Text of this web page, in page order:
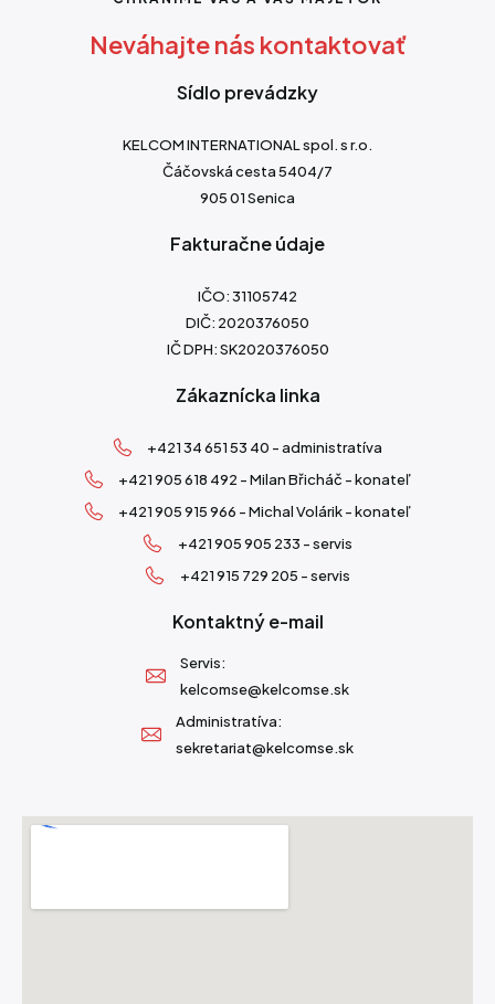
Neváhajte nás kontaktovať
Sídlo prevádzky
KELCOM INTERNATIONAL spol. s r.o.
Čáčovská cesta 5404/7
905 01 Senica
Fakturačne údaje
IČO: 31105742
DIČ: 2020376050
IČ DPH: SK2020376050
Zákaznícka linka
+421 34 651 53 40 - administratíva
+421 905 618 492 - Milan Břicháč - konateľ
+421 905 915 966 - Michal Volárik - konateľ
+421 905 905 233 - servis
+421 915 729 205 - servis
Kontaktný e-mail
Servis:
kelcomse@kelcomse.sk
Administratíva:
sekretariat@kelcomse.sk